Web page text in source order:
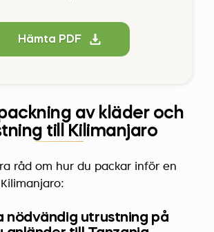
Hämta PDF
av kläder och
till Kilimanjaro
råd om hur du packar inför en
nödvändig utrustning på